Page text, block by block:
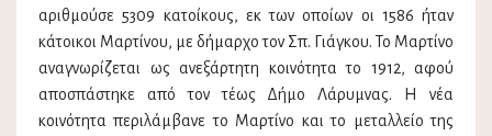
αριθμούσε 5309 κατοίκους, εκ των οποίων οι 1586 ήταν
κάτοικοι Μαρτίνου, με δήμαρχο τον Σπ. Γιάγκου. Το Μαρτίνο
αναγνωρίζεται ως ανεξάρτητη κοινότητα το 1912, αφού
αποσπάστηκε από τον τέως Δήμο Λάρυμνας. Η νέα
κοινότητα περιλάμβανε το Μαρτίνο και το μεταλλείο της